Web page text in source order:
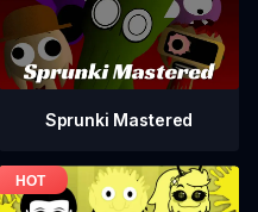
Sprunki Mastered